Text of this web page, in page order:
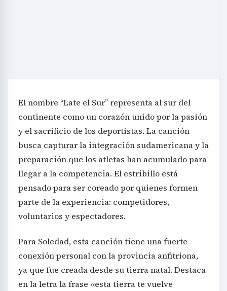
El nombre “Late el Sur” representa al sur del
continente como un corazón unido por la pasión
y el sacrificio de los deportistas. La canción
busca capturar la integración sudamericana y la
preparación que los atletas han acumulado para
llegar a la competencia. El estribillo está
pensado para ser coreado por quienes formen
parte de la experiencia: competidores,
voluntarios y espectadores.
Para Soledad, esta canción tiene una fuerte
conexión personal con la provincia anfitriona,
ya que fue creada desde su tierra natal. Destaca
en la letra la frase «esta tierra te vuelve